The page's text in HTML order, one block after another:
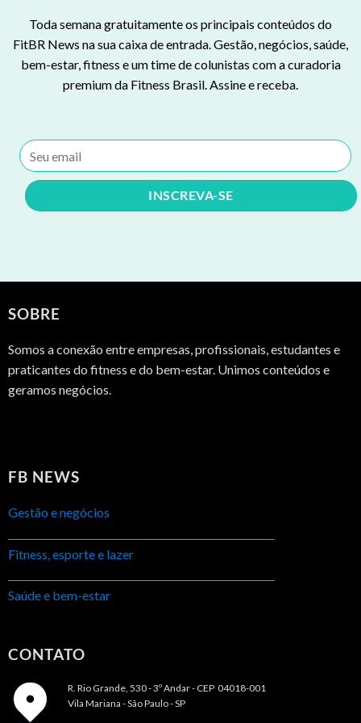
Toda semana gratuitamente os principais conteúdos do
FitBR News na sua caixa de entrada. Gestão, negócios, saúde,
bem-estar, fitness e um time de colunistas com a curadoria
premium da Fitness Brasil. Assine e receba.
SOBRE
Somos a conexão entre empresas, profissionais, estudantes e
praticantes do fitness e do bem-estar. Unimos conteúdos e
geramos negócios.
FB NEWS
Gestão e negócios
Fitness, esporte e lazer
Saúde e bem-estar
CONTATO
R. Rio Grande, 530 - 3º Andar - CEP 04018-001
Vila Mariana - São Paulo - SP